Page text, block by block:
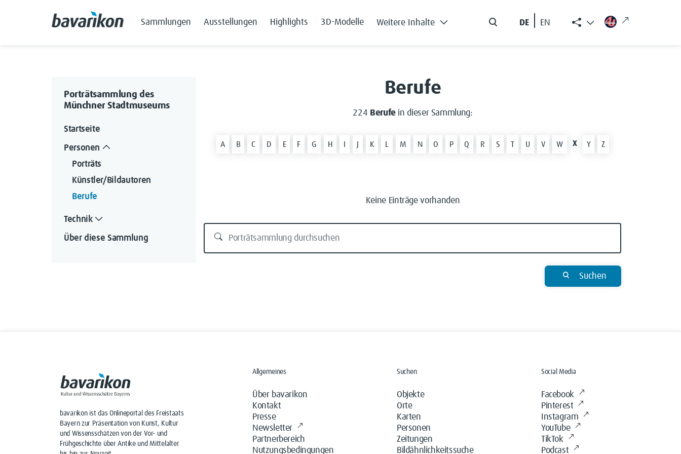
Sammlungen Ausstellungen Highlights 3D-Modelle Weitere Inhalte DE EN
Berufe
224 Berufein dieser Sammlung:
A B C D E F G H K M N O P Q R S T U V W X Y Z
Keine Einträge vorhanden
Suchen
Porträtsammlung des
Münchner Stadtmuseums
Startseite
Personen
Porträts
Künstler/Bildautoren
Berufe
Technik
Über diese Sammlung
bavarikon ist das Onlineportal des Freistaats
Bayern zur Präsentation von Kunst, Kultur
und Wissensschätzen von der Vor- und
Frühgeschichte über Antike und Mittelalter
Allgemeines
Über bavarikon
Kontakt
Presse
Newsletter
Partnerbereich
Nutzungsbedingungen
Suchen
Objekte
Orte
Karten
Personen
Zeitungen
Bildähnlichkeitssuche
Social Media
Facebook
Pinterest
Instagram
YouTube
TikTok
Podcast